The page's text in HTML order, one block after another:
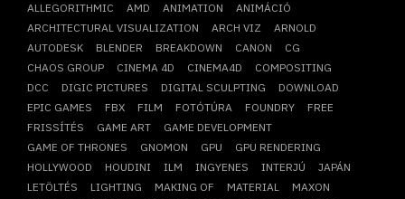
ALLEGORITHMIC
AMD ANIMATION
ANIMÁCIÓ
ARCHITECTURAL VISUALIZATION
ARCH VIZ
ARNOLD
AUTODESK
BLENDER BREAKDOWN CANON
CG
CHAOS GROUP
CINEMA 4D CINEMA4D
COMPOSITING
DCC
DIGIC PICTURES DIGITAL SCULPTING
DOWNLOAD
EPIC GAMES
FBX FILM FOTÓTÚRA FOUNDRY
FREE
FRISSÍTÉS
GAME ART
GAME DEVELOPMENT
GAME OF THRONES
GNOMON GPU
GPU RENDERING
HOLLYWOOD
HOUDINI ILM INGYENES INTERJÚ
JAPÁN
LETÖLTÉS
LIGHTING MAKING OF MATERIAL
MAXON